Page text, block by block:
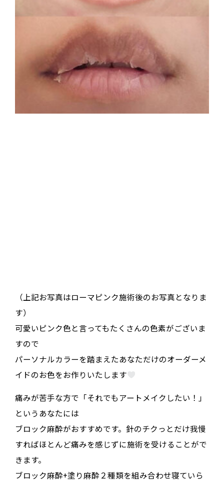
（上記お写真はローマピンク施術後のお写真となりま
す）
可愛いピンク色と言ってもたくさんの色素がございま
すので
パーソナルカラーを踏まえたあなただけのオーダーメ
イドのお色をお作りいたします
痛みが苦手な方で「それでもアートメイクしたい！」
というあなたには
ブロック麻酔がおすすめです。針のチクっとだけ我慢
すればほとんど痛みを感じずに施術を受けることがで
きます。
ブロック麻酔+塗り麻酔２種類を組み合わせ寝ていら